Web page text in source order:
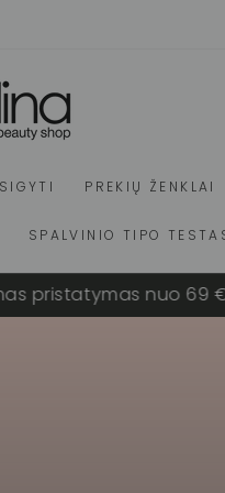
PREKIŲ ŽENKLAI
SPALVINIO TIPO
nuo 69 €